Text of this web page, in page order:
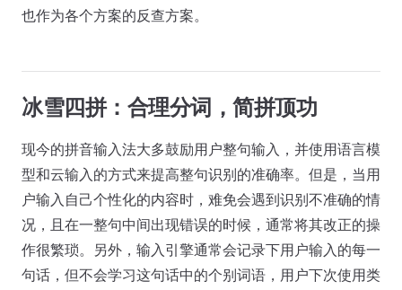
也作为各个方案的反查方案。
冰雪四拼：合理分词，简拼顶功
现今的拼音输入法大多鼓励用户整句输入，并使用语言模
型和云输入的方式来提高整句识别的准确率。但是，当用
户输入自己个性化的内容时，难免会遇到识别不准确的情
况，且在一整句中间出现错误的时候，通常将其改正的操
作很繁琐。另外，输入引擎通常会记录下用户输入的每一
句话，但不会学习这句话中的个别词语，用户下次使用类